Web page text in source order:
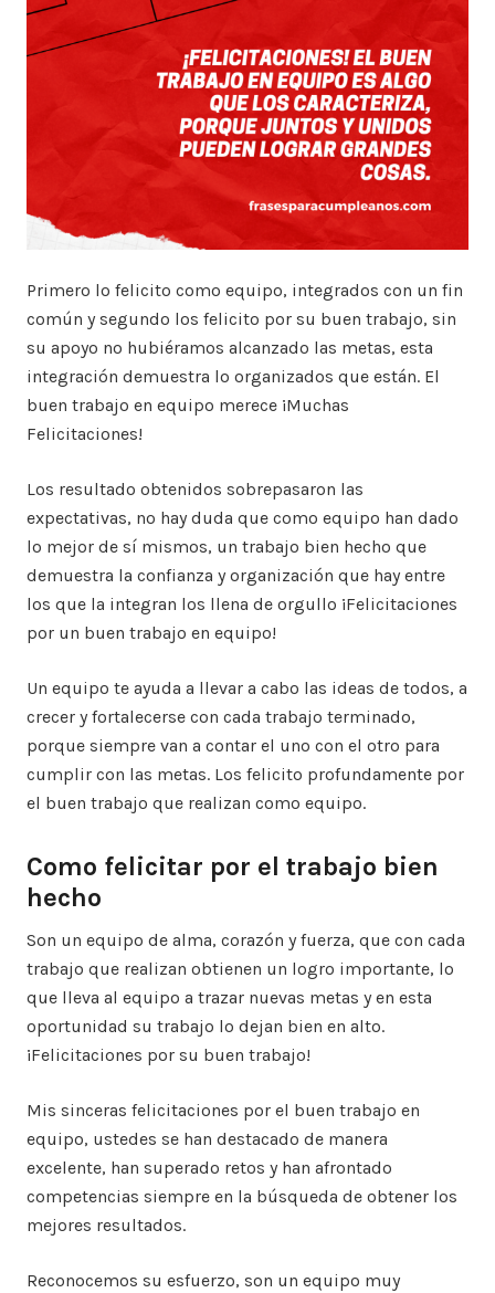
Primero lo felicito como equipo, integrados con un fin
común y segundo los felicito por su buen trabajo, sin
su apoyo no hubiéramos alcanzado las metas, esta
integración demuestra lo organizados que están. El
buen trabajo en equipo merece ¡Muchas
Felicitaciones!
Los resultado obtenidos sobrepasaron las
expectativas, no hay duda que como equipo han dado
lo mejor de sí mismos, un trabajo bien hecho que
demuestra la confianza y organización que hay entre
los que la integran los llena de orgullo ¡Felicitaciones
por un buen trabajo en equipo!
Un equipo te ayuda a llevar a cabo las ideas de todos, a
crecer y fortalecerse con cada trabajo terminado,
porque siempre van a contar el uno con el otro para
cumplir con las metas. Los felicito profundamente por
el buen trabajo que realizan como equipo.
Como felicitar por el trabajo bien
hecho
Son un equipo de alma, corazón y fuerza, que con cada
trabajo que realizan obtienen un logro importante, lo
que lleva al equipo a trazar nuevas metas y en esta
oportunidad su trabajo lo dejan bien en alto.
¡Felicitaciones por su buen trabajo!
Mis sinceras felicitaciones por el buen trabajo en
equipo, ustedes se han destacado de manera
excelente, han superado retos y han afrontado
competencias siempre en la búsqueda de obtener los
mejores resultados.
Reconocemos su esfuerzo, son un equipo muy